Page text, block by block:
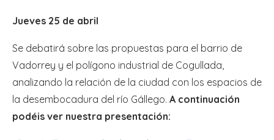
Jueves 25 de abril
Se debatirá sobre las propuestas para el barrio de
Vadorrey y el polígono industrial de Cogullada,
analizando la relación de la ciudad con los espacios de
la desembocadura del río Gállego. A continuación
podéis ver nuestra presentación: